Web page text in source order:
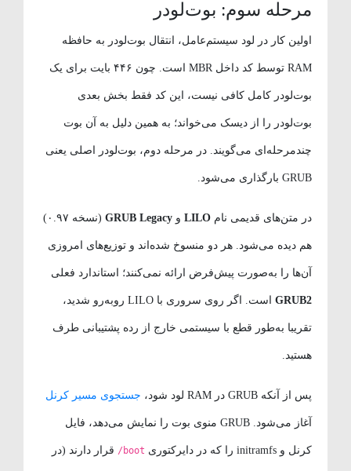
مرحله سوم: بوت‌لودر
اولین کار در لود سیستم‌عامل، انتقال بوت‌لودر به حافظه
RAM توسط کد داخل MBR است. چون ۴۴۶ بایت برای یک
بوت‌لودر کامل کافی نیست، این کد فقط بخش بعدی
بوت‌لودر را از دیسک می‌خواند؛ به همین دلیل به آن بوت
چندمرحله‌ای می‌گویند. در مرحله دوم، بوت‌لودر اصلی یعنی
GRUB بارگذاری می‌شود.
در متن‌های قدیمی نام LILO و GRUB Legacy (نسخه ۰.۹۷)
هم دیده می‌شود. هر دو منسوخ شده‌اند و توزیع‌های امروزی
آن‌ها را به‌صورت پیش‌فرض ارائه نمی‌کنند؛ استاندارد فعلی
GRUB2 است. اگر روی سروری با LILO روبه‌رو شدید،
تقریبا به‌طور قطع با سیستمی خارج از رده پشتیبانی طرف
هستید.
پس از آنکه GRUB در RAM لود شود، جستجوی مسیر کرنل
آغاز می‌شود. GRUB منوی بوت را نمایش می‌دهد، فایل
کرنل و initramfs را که در دایرکتوری /boot قرار دارند (در